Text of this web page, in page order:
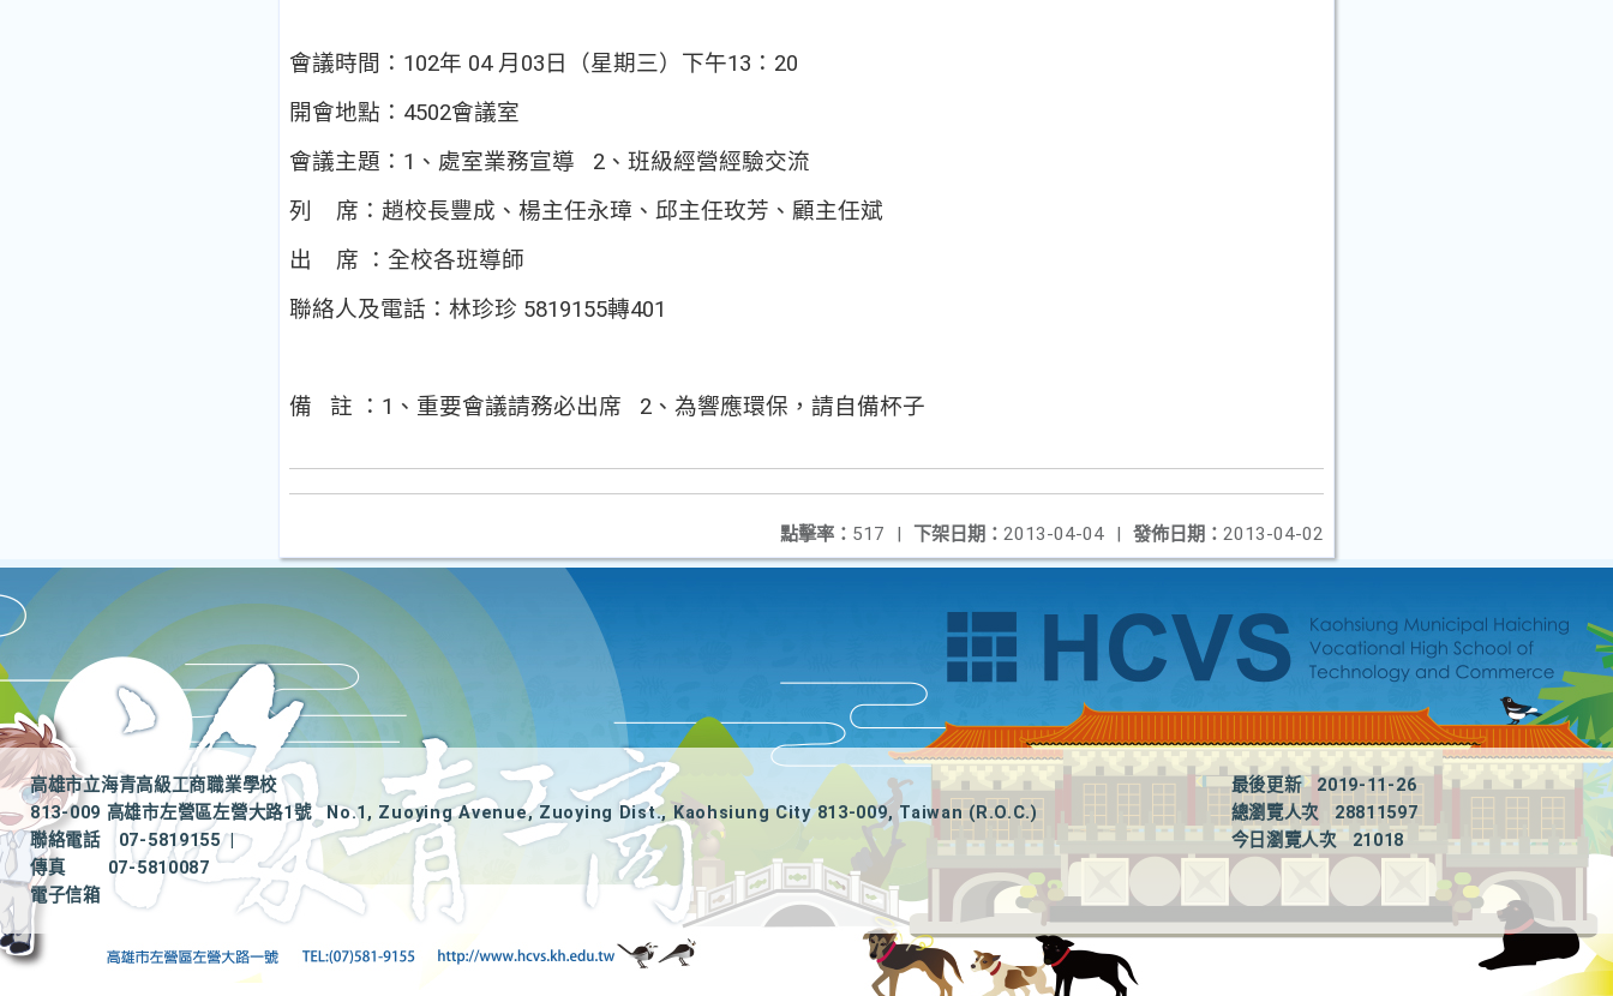
會議時間：102年 04 月03日（星期三）下午13：20
開會地點：4502會議室
會議主題：1、處室業務宣導 2 、班級經營經驗交流
列
席：趙校長豐成、楊主任永璋、邱主任玫芳、顧主任斌
出 席 ：全校各班導師
聯絡人及電話：林珍珍 5819155轉401
備 註 ：1、重要會議請務必出席 2 、為響應環保，請自備杯子
發佈日期： 2013-04-02
下架日期： 2013-04-04 |
點擊率： 517 |
高雄市立海青高級工商職業學校
813-009 高雄市左營區左營大路1號
No.1, Zuoying Avenue, Zuoying Dist., Kaohsiung City 813-009, Taiwan (R.O.C.)
聯絡電話
07-5819155
|
傳真
07-5810087
電子信箱
最後更新
2019-11-26
總瀏覽人次
28811597
今日瀏覽人次
21018